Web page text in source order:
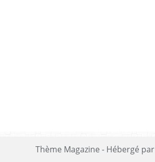
Thème Magazine - Hébergé par